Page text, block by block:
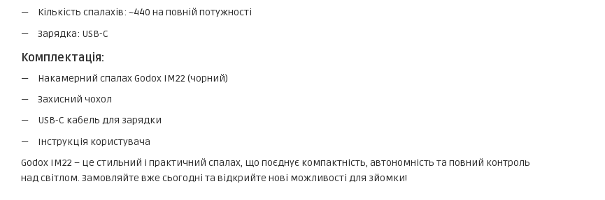
Кількість спалахів: ~440 на повній потужності
Зарядка: USB-C
Комплектація:
Накамерний спалах Godox IM22 (чорний)
Захисний чохол
USB-C кабель для зарядки
Інструкція користувача
Godox IM22 – це стильний і практичний спалах, що поєднує компактність, автономність та повний контроль
над світлом. Замовляйте вже сьогодні та відкрийте нові можливості для зйомки!